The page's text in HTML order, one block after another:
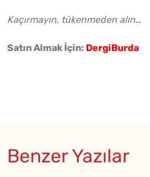
Kaçırmayın, tükenmeden alın…
Satın Almak İçin: DergiBurda
Benzer Yazılar